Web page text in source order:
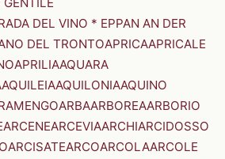
DEL VINO * EPPAN AN DER
DEL TRONTOAPRICAAPRICALE
APRILIAAQUARA
AQUILEIAAQUILONIAAQUINO
ARBAARBOREAARBORIO
ARCENEARCEVIAARCHIARCIDOSSO
ARCISATEARCOARCOLAARCOLE